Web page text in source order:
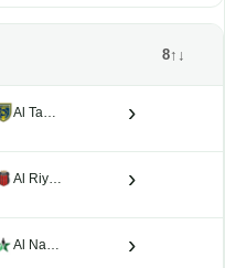
8↑↓
Al Taawon ›
Al Riyadh ›
Al Najma ›